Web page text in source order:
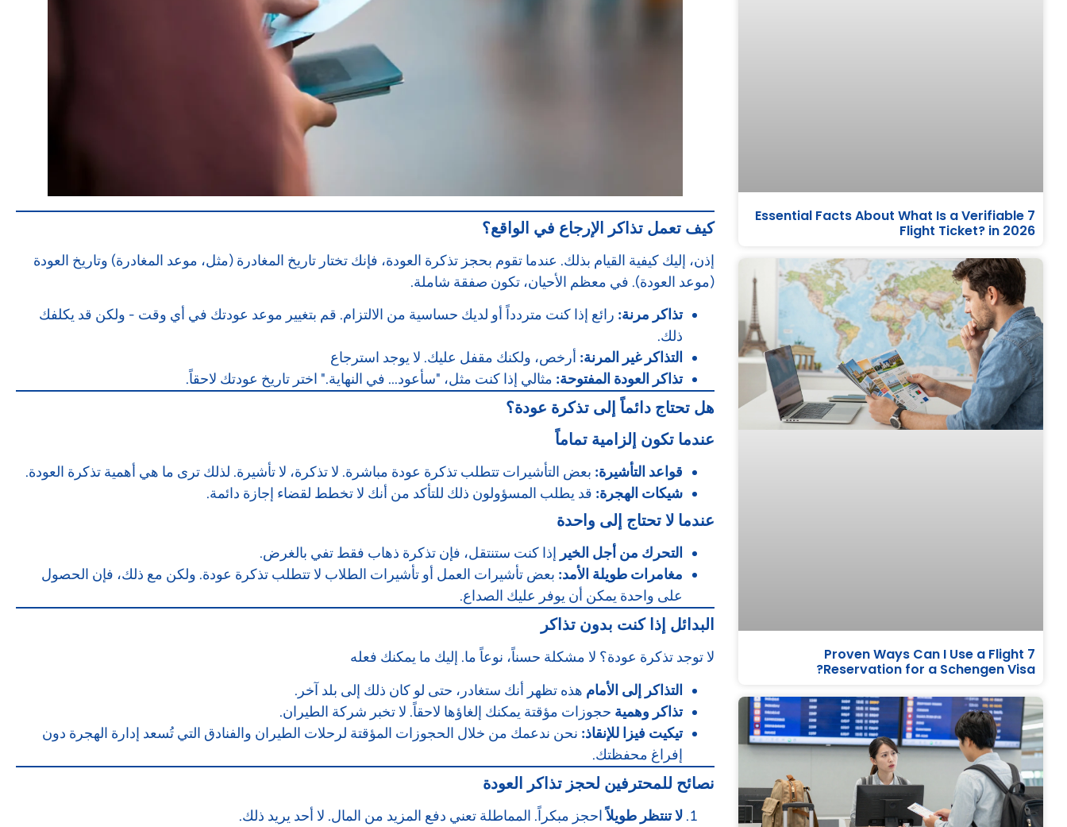
7 Essential Facts About What Is a Verifiable
Flight Ticket? in 2026
7 Proven Ways Can I Use a Flight
Reservation for a Schengen Visa?
كيف تعمل تذاكر الإرجاع في الواقع؟
إذن، إليك كيفية القيام بذلك. عندما تقوم بحجز تذكرة العودة، فإنك تختار تاريخ المغادرة (مثل، موعد المغادرة) وتاريخ العودة
(موعد العودة). في معظم الأحيان، تكون صفقة شاملة.
تذاكر مرنة: رائع إذا كنت متردداً أو لديك حساسية من الالتزام. قم بتغيير موعد عودتك في أي وقت - ولكن قد يكلفك
ذلك.
التذاكر غير المرنة: أرخص، ولكنك مقفل عليك. لا يوجد استرجاع
تذاكر العودة المفتوحة: مثالي إذا كنت مثل، "سأعود... في النهاية." اختر تاريخ عودتك لاحقاً.
هل تحتاج دائماً إلى تذكرة عودة؟
عندما تكون إلزامية تماماً
قواعد التأشيرة: بعض التأشيرات تتطلب تذكرة عودة مباشرة. لا تذكرة، لا تأشيرة. لذلك ترى ما هي أهمية تذكرة العودة.
شيكات الهجرة: قد يطلب المسؤولون ذلك للتأكد من أنك لا تخطط لقضاء إجازة دائمة.
عندما لا تحتاج إلى واحدة
التحرك من أجل الخير إذا كنت ستنتقل، فإن تذكرة ذهاب فقط تفي بالغرض.
مغامرات طويلة الأمد: بعض تأشيرات العمل أو تأشيرات الطلاب لا تتطلب تذكرة عودة. ولكن مع ذلك، فإن الحصول
على واحدة يمكن أن يوفر عليك الصداع.
البدائل إذا كنت بدون تذاكر
لا توجد تذكرة عودة؟ لا مشكلة حسناً، نوعاً ما. إليك ما يمكنك فعله
التذاكر إلى الأمام هذه تظهر أنك ستغادر، حتى لو كان ذلك إلى بلد آخر.
تذاكر وهمية حجوزات مؤقتة يمكنك إلغاؤها لاحقاً. لا تخبر شركة الطيران.
تيكيت فيزا للإنقاذ: نحن ندعمك من خلال الحجوزات المؤقتة لرحلات الطيران والفنادق التي تُسعد إدارة الهجرة دون
إفراغ محفظتك.
نصائح للمحترفين لحجز تذاكر العودة
لا تنتظر طويلاًاحجز مبكراً. المماطلة تعني دفع المزيد من المال. لا أحد يريد ذلك.